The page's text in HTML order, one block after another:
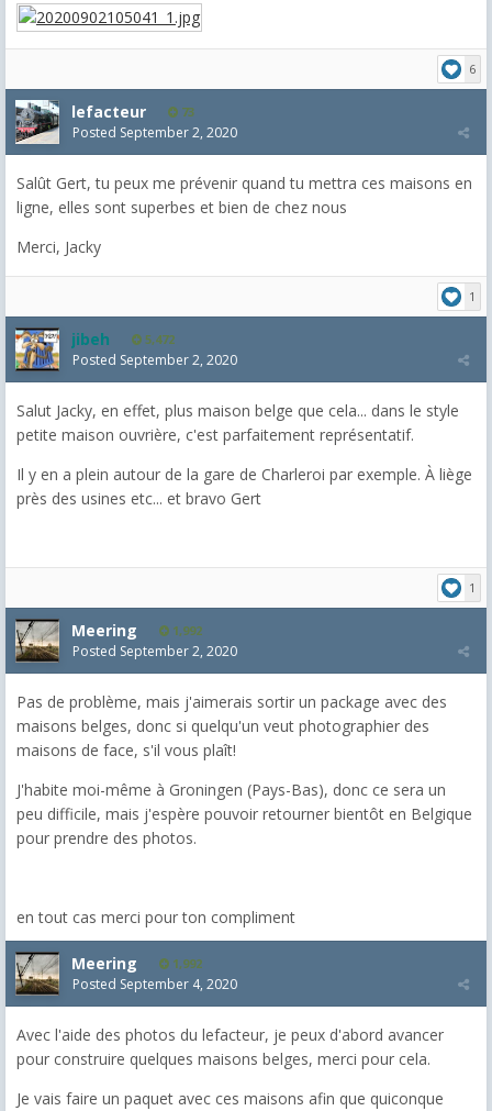
6
lefacteur 73
Posted September 2, 2020
Salût Gert, tu peux me prévenir quand tu mettra ces maisons en
ligne, elles sont superbes et bien de chez nous
Merci, Jacky
1
jibeh 5,472
Posted September 2, 2020
Salut Jacky, en effet, plus maison belge que cela... dans le style
petite maison ouvrière, c'est parfaitement représentatif.
Il y en a plein autour de la gare de Charleroi par exemple. À liège
près des usines etc... et bravo Gert
1
Meering 1,992
Posted September 2, 2020
Pas de problème, mais j'aimerais sortir un package avec des
maisons belges, donc si quelqu'un veut photographier des
maisons de face, s'il vous plaît!
J'habite moi-même à Groningen (Pays-Bas), donc ce sera un
peu difficile, mais j'espère pouvoir retourner bientôt en Belgique
pour prendre des photos.
en tout cas merci pour ton compliment
Meering 1,992
Posted September 4, 2020
Avec l'aide des photos du lefacteur, je peux d'abord avancer
pour construire quelques maisons belges, merci pour cela.
Je vais faire un paquet avec ces maisons afin que quiconque